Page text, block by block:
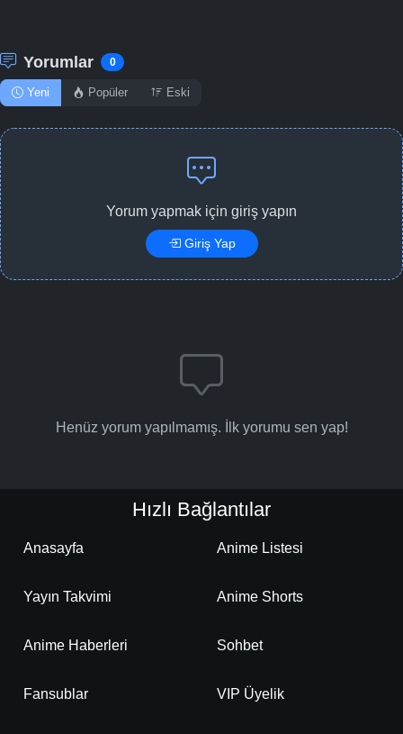
Yorumlar 0
Yeni Popüler Eski
Yorum yapmak için giriş yapın
Giriş Yap
Henüz yorum yapılmamış. İlk yorumu sen yap!
Hızlı Bağlantılar
Anasayfa Anime Listesi
Yayın Takvimi Anime Shorts
Anime Haberleri Sohbet
Fansublar VIP Üyelik